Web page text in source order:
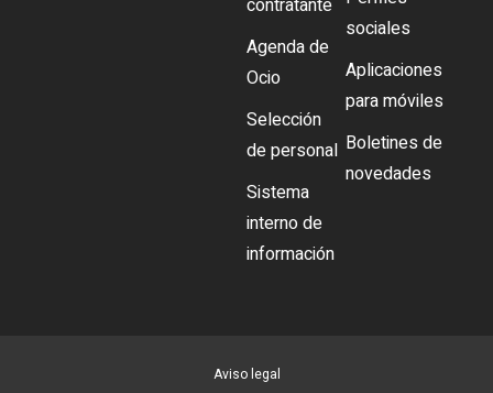
Agenda de
Ocio
Selección
de personal
Sistema
interno de
información
sociales
Aplicaciones
para móviles
Boletines de
novedades
Aviso legal